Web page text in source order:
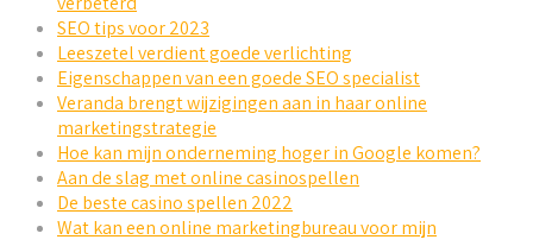
SEO tips voor 2023
Leeszetel verdient goede verlichting
Eigenschappen van een goede SEO specialist
Veranda brengt wijzigingen aan in haar online
marketingstrategie
Hoe kan mijn onderneming hoger in Google komen?
Aan de slag met online casinospellen
De beste casino spellen 2022
Wat kan een online marketingbureau voor mijn